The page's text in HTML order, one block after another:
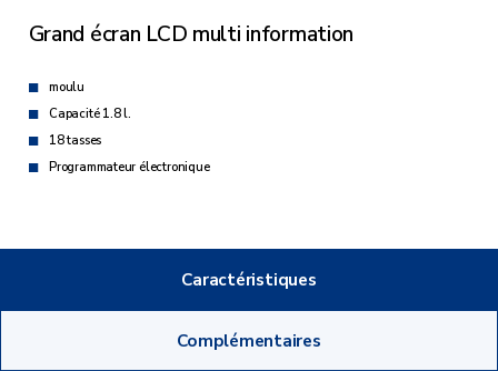
Grand écran LCD multi information
moulu
Capacité 1.8 l.
18 tasses
Programmateur électronique
Caractéristiques
Complémentaires